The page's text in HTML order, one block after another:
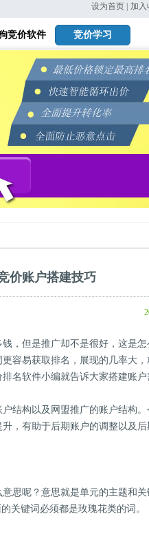
设为首页 | 加入
竞价软件 竞价学习
价账户搭建技巧
但是推广却不是很好，这是怎
容易获取排名，展现的几率大
名软件小编就告诉大家搭建账户
构以及网盟推广的账户结构。
，有助于后期账户的调整以及后
呢？意思就是单元的主题和关
关键词必须都是玫瑰花类的词。